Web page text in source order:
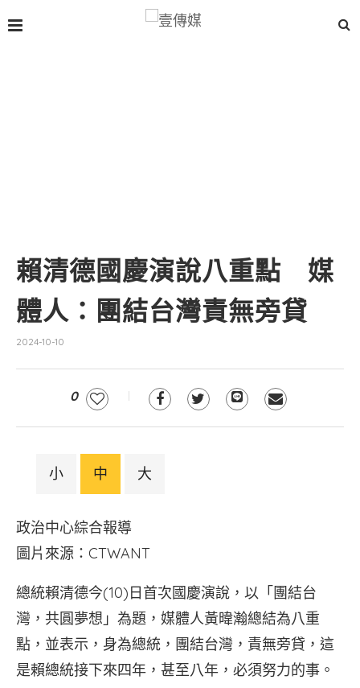
賴清德國慶演說八重點 媒
體人：團結台灣責無旁貸
2024-10-10
0
小 中 大
政治中心綜合報導
圖片來源：CTWANT
總統賴清德今(10)日首次國慶演說，以「團結台
灣，共圓夢想」為題，媒體人黃暐瀚總結為八重
點，並表示，身為總統，團結台灣，責無旁貸，這
是賴總統接下來四年，甚至八年，必須努力的事。